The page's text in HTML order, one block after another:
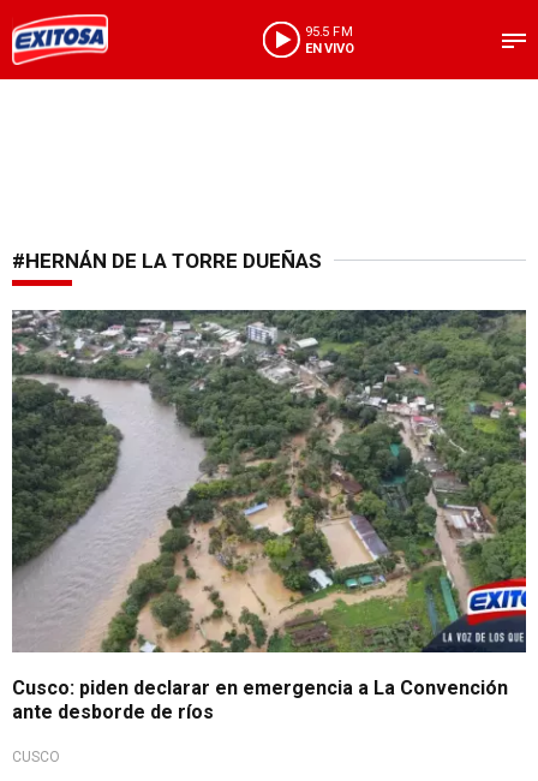
95.5 FM
EN VIVO
#HERNÁN DE LA TORRE DUEÑAS
Cusco: piden declarar en emergencia a La Convención
ante desborde de ríos
CUSCO